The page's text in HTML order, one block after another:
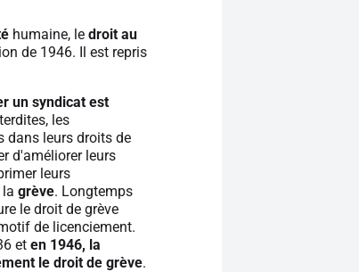
humaine, le droit au
de 1946. Il est repris
un syndicat est
les
dans leurs droits de
d'améliorer leurs
leurs
grève. Longtemps
le droit de grève
de licenciement.
et en 1946, la
le droit de grève.